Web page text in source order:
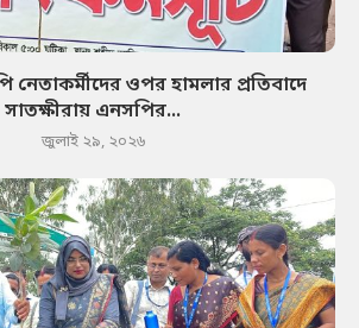
নেতাকর্মীদের ওপর হামলার প্রতিবাদে
সাতক্ষীরায় এনসপির...
জুলাই ২৯, ২০২৬